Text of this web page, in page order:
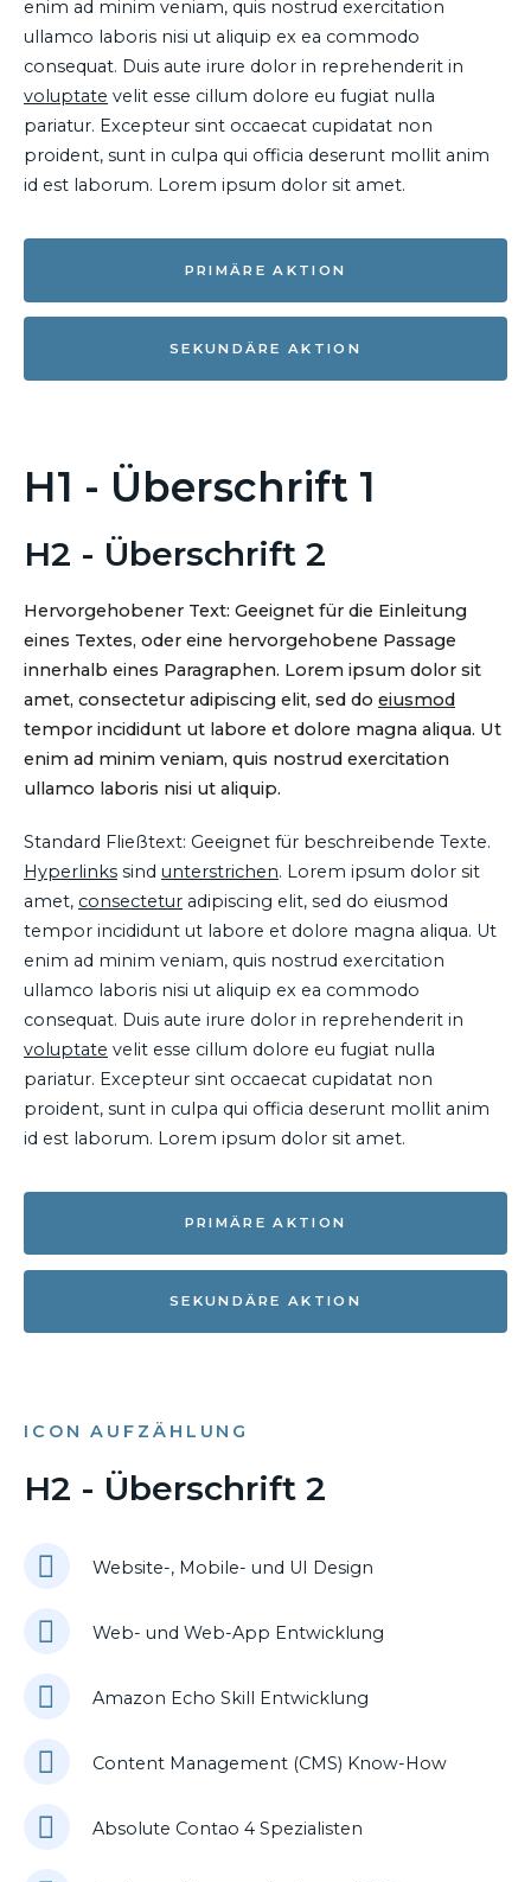
enim ad minim veniam, quis nostrud exercitation
ullamco laboris nisi ut aliquip ex ea commodo
consequat. Duis aute irure dolor in reprehenderit in
voluptate velit esse cillum dolore eu fugiat nulla
pariatur. Excepteur sint occaecat cupidatat non
proident, sunt in culpa qui officia deserunt mollit anim
id est laborum. Lorem ipsum dolor sit amet.
PRIMÄRE AKTION
SEKUNDÄRE AKTION
H1 - Überschrift 1
H2 - Überschrift 2
Hervorgehobener Text: Geeignet für die Einleitung
eines Textes, oder eine hervorgehobene Passage
innerhalb eines Paragraphen. Lorem ipsum dolor sit
amet, consectetur adipiscing elit, sed do eiusmod
tempor incididunt ut labore et dolore magna aliqua. Ut
enim ad minim veniam, quis nostrud exercitation
ullamco laboris nisi ut aliquip.
Standard Fließtext: Geeignet für beschreibende Texte.
Hyperlinks sind unterstrichen. Lorem ipsum dolor sit
amet, consectetur adipiscing elit, sed do eiusmod
tempor incididunt ut labore et dolore magna aliqua. Ut
enim ad minim veniam, quis nostrud exercitation
ullamco laboris nisi ut aliquip ex ea commodo
consequat. Duis aute irure dolor in reprehenderit in
voluptate velit esse cillum dolore eu fugiat nulla
pariatur. Excepteur sint occaecat cupidatat non
proident, sunt in culpa qui officia deserunt mollit anim
id est laborum. Lorem ipsum dolor sit amet.
PRIMÄRE AKTION
SEKUNDÄRE AKTION
ICON AUFZÄHLUNG
H2 - Überschrift 2
Website-, Mobile- und UI Design
Web- und Web-App Entwicklung
Amazon Echo Skill Entwicklung
Content Management (CMS) Know-How
Absolute Contao 4 Spezialisten